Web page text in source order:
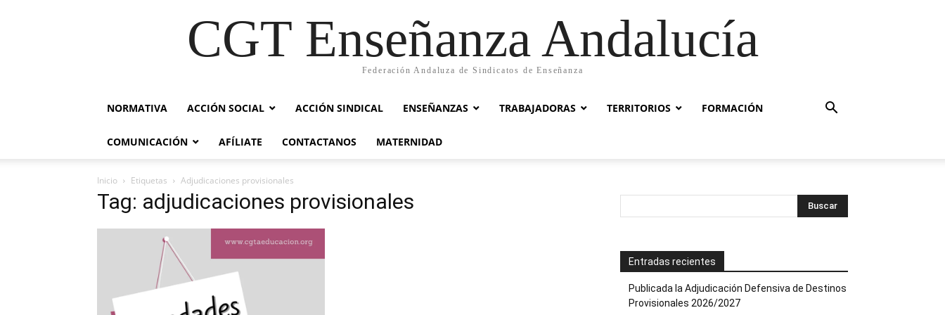
CGT Enseñanza Andalucía
Federación Andaluza de Sindicatos de Enseñanza
NORMATIVA ACCIÓN SOCIAL ACCIÓN SINDICAL ENSEÑANZAS TRABAJADORAS TERRITORIOS FORMACIÓN
COMUNICACIÓN AFÍLIATE CONTACTANOS MATERNIDAD
Inicio Etiquetas Adjudicaciones provisionales
Tag: adjudicaciones provisionales
Entradas recientes
Publicada la Adjudicación Defensiva de Destinos
Provisionales 2026/2027